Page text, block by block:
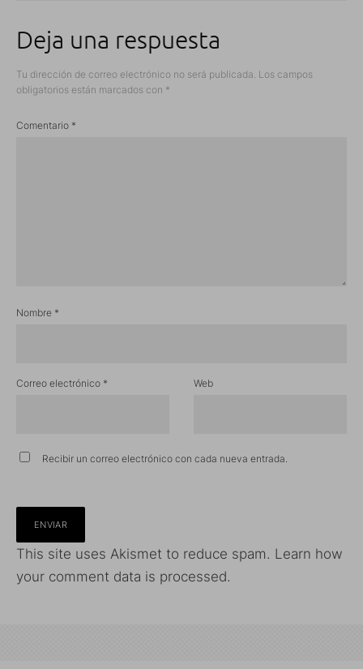
Deja una respuesta
Tu dirección de correo electrónico no será publicada. Los campos
obligatorios están marcados con *
Comentario *
Nombre *
Correo electrónico * Web
Recibir un correo electrónico con cada nueva entrada.
This site uses Akismet to reduce spam. Learn how
your comment data is processed.